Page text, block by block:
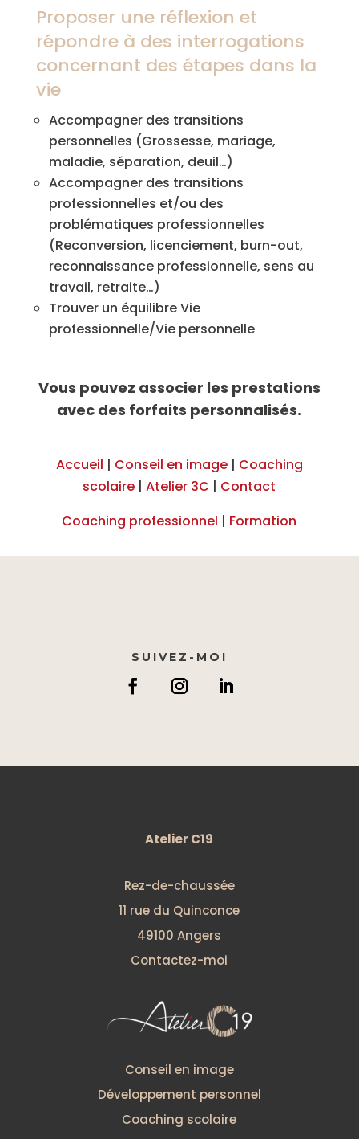
Proposer une réflexion et
répondre à des interrogations
concernant des étapes dans la
vie
Accompagner des transitions
personnelles (Grossesse, mariage,
maladie, séparation, deuil…)
Accompagner des transitions
professionnelles et/ou des
problématiques professionnelles
(Reconversion, licenciement, burn-out,
reconnaissance professionnelle, sens au
travail, retraite…)
Trouver un équilibre Vie
professionnelle/Vie personnelle
Vous pouvez associer les prestations
avec des forfaits personnalisés.
Accueil | Conseil en image| Coaching
scolaire |Atelier 3C | Contact
Coaching professionnel | Formation
SUIVEZ-MOI
Atelier C19
Rez-de-chaussée
11 rue du Quinconce
49100 Angers
Contactez-moi
Conseil en image
Développement personnel
Coaching scolaire